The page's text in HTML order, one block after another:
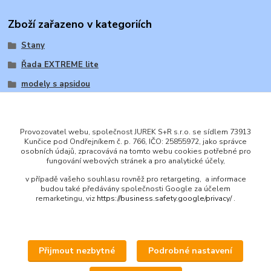
Zboží zařazeno v kategoriích
Stany
Řada EXTREME lite
modely s apsidou
ENGLISH
© 2016 JUREK S+R s.r.o., IČ 25855972
Provozovatel webu, společnost JUREK S+R s.r.o. se sídlem 73913
Kunčice pod Ondřejníkem č. p. 766, IČO: 25855972, jako správce
osobních údajů, zpracovává na tomto webu cookies potřebné pro
fungování webových stránek a pro analytické účely,
v případě vašeho souhlasu rovněž pro retargeting, a informace
budou také předávány společnosti Google za účelem
remarketingu, viz https://business.safety.google/privacy/.
Přijmout nezbytné Podrobné nastavení